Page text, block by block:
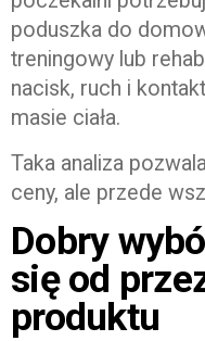
poduszka do
treningowy lub
nacisk, ruch i
masie ciała.
Taka analiza
ceny, ale przede
Dobry
się od
produktu